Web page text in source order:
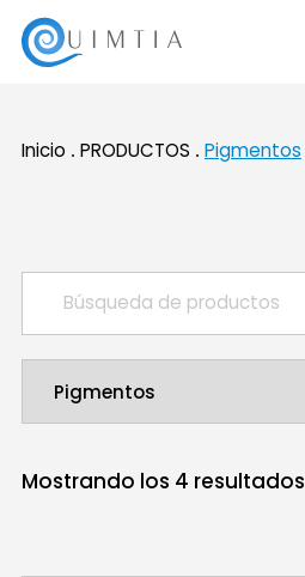
Inicio PRODUCTOS Pigmentos
Mostrando los 4 resultados